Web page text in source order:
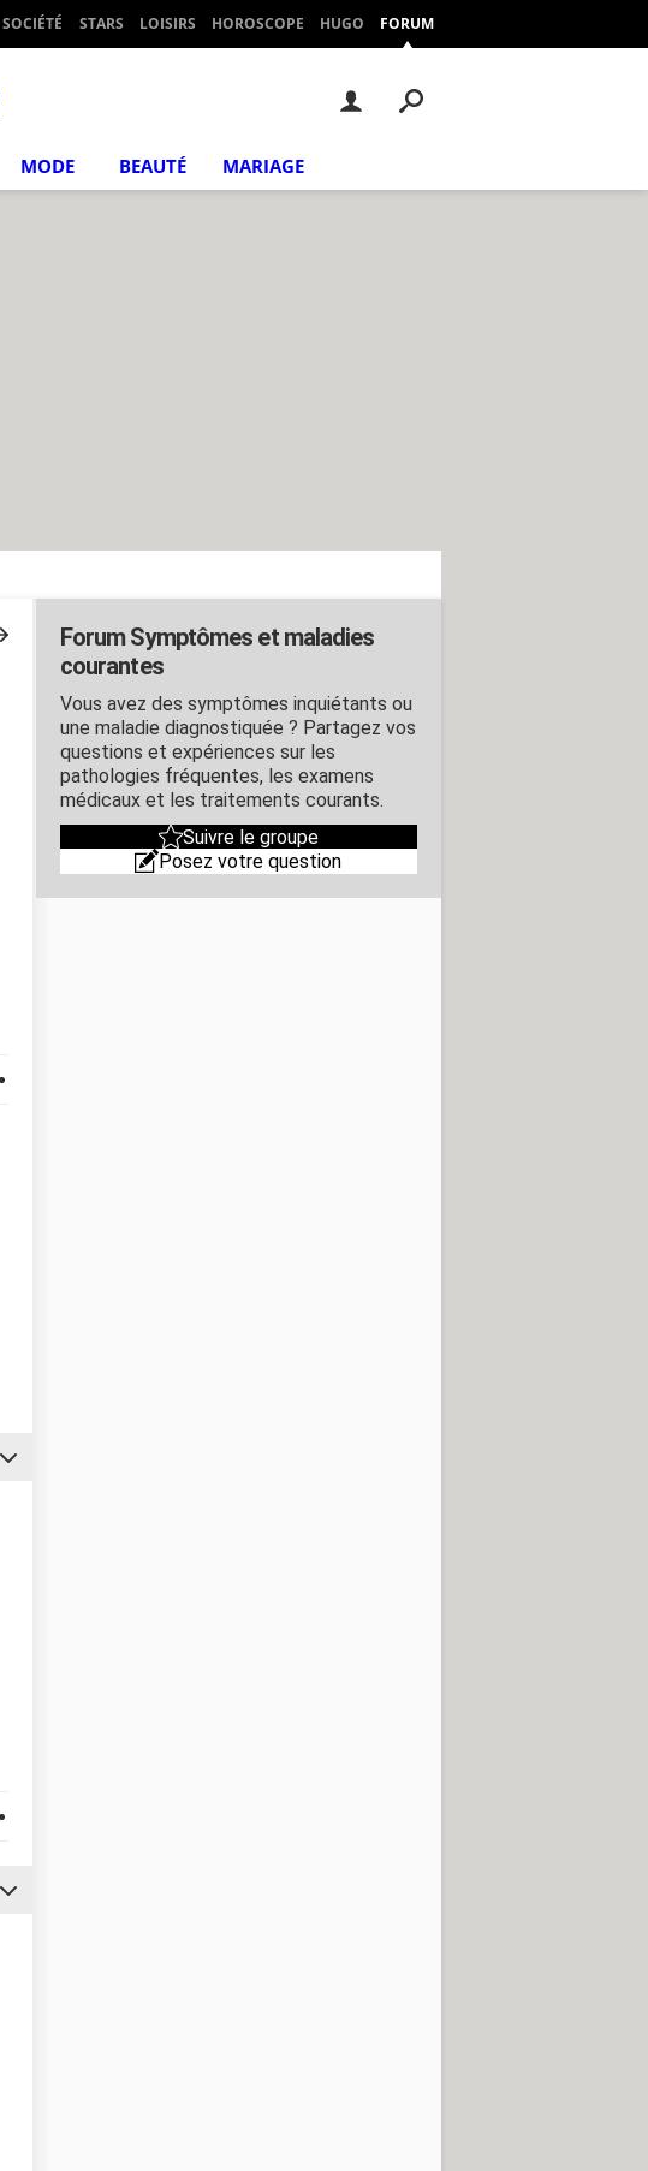
SOCIÉTÉ STARS LOISIRS HOROSCOPE HUGO FORUM
MODE BEAUTÉ MARIAGE
Forum Symptômes et maladies
courantes
Vous avez des symptômes inquiétants ou
une maladie diagnostiquée ? Partagez vos
questions et expériences sur les
pathologies fréquentes, les examens
médicaux et les traitements courants.
Suivre le groupe
Posez votre question